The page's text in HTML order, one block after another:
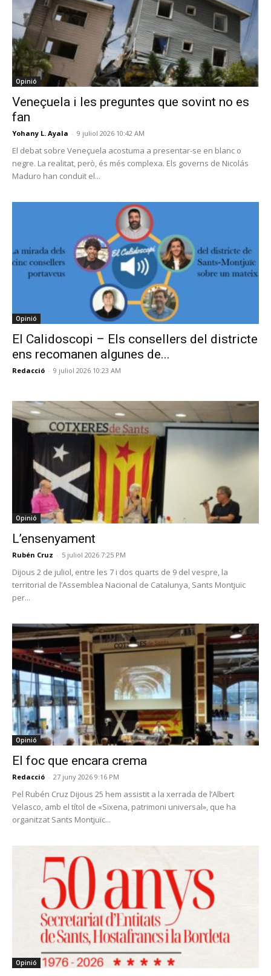
Opinió
Veneçuela i les preguntes que sovint no es
fan
Yohany L. Ayala - 9 juliol 2026 10:42 AM
El debat sobre Veneçuela acostuma a presentar-se en blanc o
negre. La realitat, però, és més complexa. Els governs de Nicolás
Maduro han conduït el...
Opinió
El Calidoscopi – Els consellers del districte
ens recomanen algunes de...
Redacció - 9 juliol 2026 10:23 AM
Opinió
L’ensenyament
Rubén Cruz - 5 juliol 2026 7:25 PM
Dijous 2 de juliol, entre les 7 i dos quarts de 9 del vespre, la
territorial de l’Assemblea Nacional de Catalunya, Sants Montjuïc
per...
Opinió
El foc que encara crema
Redacció - 27 juny 2026 9:16 PM
Pel Rubén Cruz Dijous 25 hem assistit a la xerrada de l’Albert
Velasco, amb el títol de «Sixena, patrimoni universal», que ha
organitzat Sants Montjuïc...
Opinió